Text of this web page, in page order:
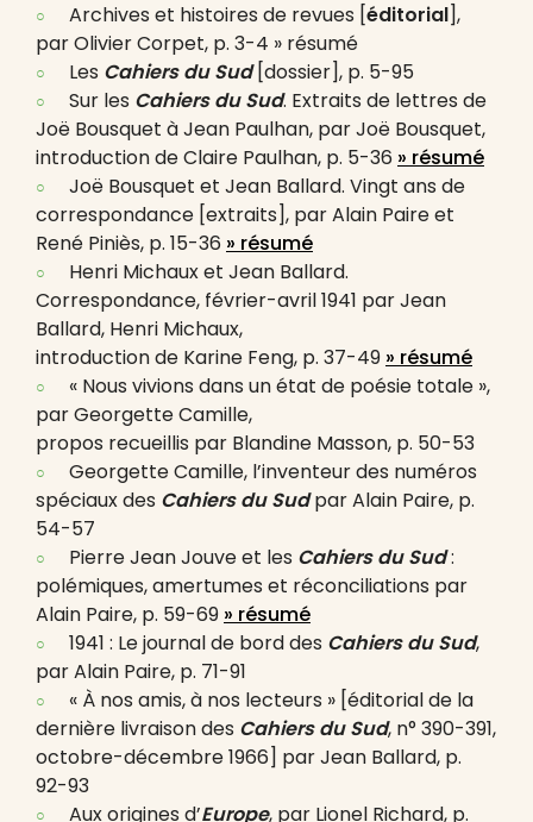
Archives et histoires de revues [éditorial],
par Olivier Corpet, p. 3-4 » résumé
Les Cahiers du Sud[dossier], p. 5-95
Sur les Cahiers du Sud. Extraits de lettres de
Joë Bousquet à Jean Paulhan, par Joë Bousquet,
introduction de Claire Paulhan, p. 5-36 » résumé
Joë Bousquet et Jean Ballard. Vingt ans de
correspondance [extraits], par Alain Paire et
René Piniès, p. 15-36 » résumé
Henri Michaux et Jean Ballard.
Correspondance, février-avril 1941 par Jean
Ballard, Henri Michaux,
introduction de Karine Feng, p. 37-49 » résumé
« Nous vivions dans un état de poésie totale »,
par Georgette Camille,
propos recueillis par Blandine Masson, p. 50-53
Georgette Camille, l’inventeur des numéros
spéciaux des Cahiers du Sudpar Alain Paire, p.
54-57
Pierre Jean Jouve et les Cahiers du Sud:
polémiques, amertumes et réconciliations par
Alain Paire, p. 59-69 » résumé
1941 : Le journal de bord des Cahiers du Sud,
par Alain Paire, p. 71-91
« À nos amis, à nos lecteurs » [éditorial de la
dernière livraison des Cahiers du Sud, n° 390-391,
octobre-décembre 1966] par Jean Ballard, p.
92-93
Aux origines d’Europe, par Lionel Richard, p.